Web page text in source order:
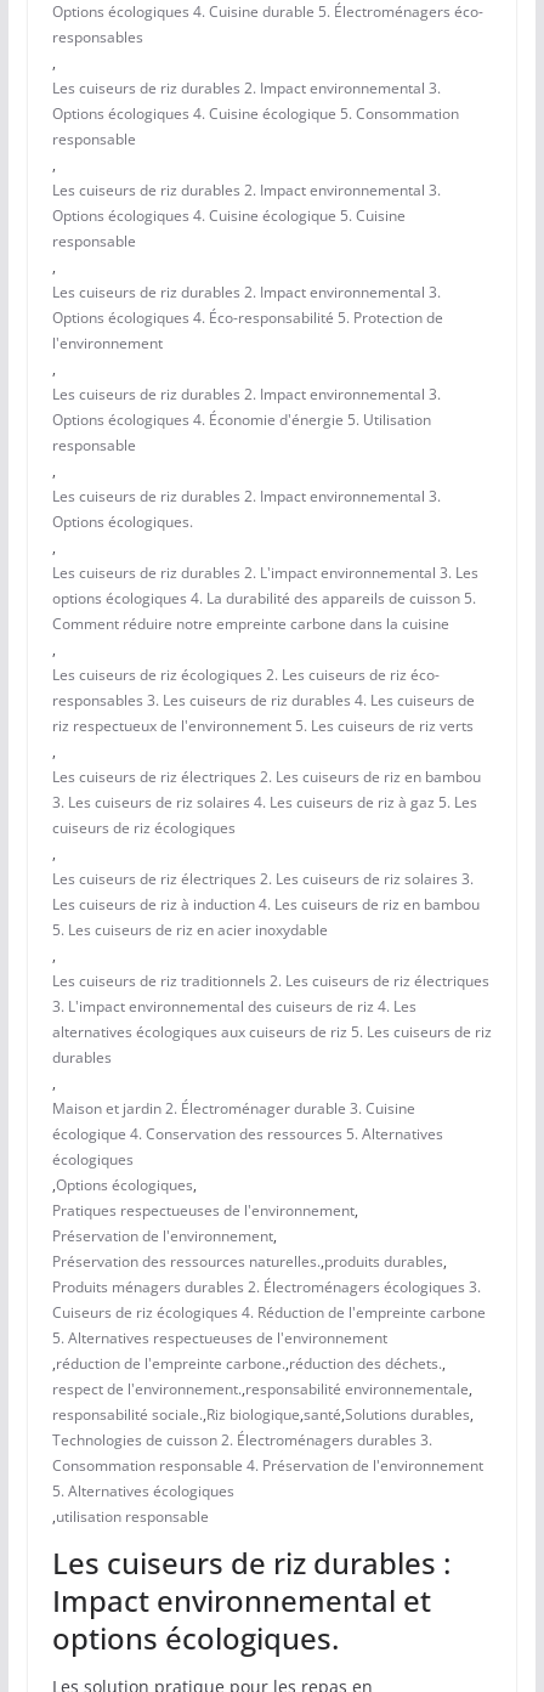
Options écologiques 4. Cuisine durable 5. Électroménagers éco-
responsables
,
Les cuiseurs de riz durables 2. Impact environnemental 3.
Options écologiques 4. Cuisine écologique 5. Consommation
responsable
,
Les cuiseurs de riz durables 2. Impact environnemental 3.
Options écologiques 4. Cuisine écologique 5. Cuisine
responsable
,
Les cuiseurs de riz durables 2. Impact environnemental 3.
Options écologiques 4. Éco-responsabilité 5. Protection de
l'environnement
,
Les cuiseurs de riz durables 2. Impact environnemental 3.
Options écologiques 4. Économie d'énergie 5. Utilisation
responsable
,
Les cuiseurs de riz durables 2. Impact environnemental 3.
Options écologiques.
,
Les cuiseurs de riz durables 2. L'impact environnemental 3. Les
options écologiques 4. La durabilité des appareils de cuisson 5.
Comment réduire notre empreinte carbone dans la cuisine
,
Les cuiseurs de riz écologiques 2. Les cuiseurs de riz éco-
responsables 3. Les cuiseurs de riz durables 4. Les cuiseurs de
riz respectueux de l'environnement 5. Les cuiseurs de riz verts
,
Les cuiseurs de riz électriques 2. Les cuiseurs de riz en bambou
3. Les cuiseurs de riz solaires 4. Les cuiseurs de riz à gaz 5. Les
cuiseurs de riz écologiques
,
Les cuiseurs de riz électriques 2. Les cuiseurs de riz solaires 3.
Les cuiseurs de riz à induction 4. Les cuiseurs de riz en bambou
5. Les cuiseurs de riz en acier inoxydable
,
Les cuiseurs de riz traditionnels 2. Les cuiseurs de riz électriques
3. L'impact environnemental des cuiseurs de riz 4. Les
alternatives écologiques aux cuiseurs de riz 5. Les cuiseurs de riz
durables
,
Maison et jardin 2. Électroménager durable 3. Cuisine
écologique 4. Conservation des ressources 5. Alternatives
écologiques
,Options écologiques,
Pratiques respectueuses de l'environnement,
Préservation de l'environnement,
Préservation des ressources naturelles.,produits durables,
Produits ménagers durables 2. Électroménagers écologiques 3.
Cuiseurs de riz écologiques 4. Réduction de l'empreinte carbone
5. Alternatives respectueuses de l'environnement
,réduction de l'empreinte carbone.,réduction des déchets.,
respect de l'environnement.,responsabilité environnementale,
responsabilité sociale.,Riz biologique,santé,Solutions durables,
Technologies de cuisson 2. Électroménagers durables 3.
Consommation responsable 4. Préservation de l'environnement
5. Alternatives écologiques
,utilisation responsable
Les cuiseurs de riz durables :
Impact environnemental et
options écologiques.
Les solution pratique pour les repas en